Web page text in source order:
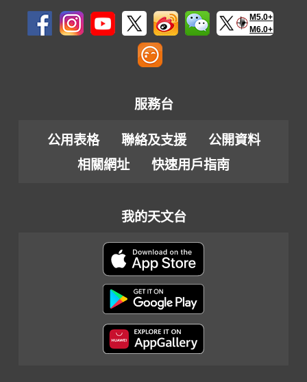
M5.0+
M6.0+
服務台
公用表格 聯絡及支援
公開資料
相關網址
快速用戶指南
我的天文台